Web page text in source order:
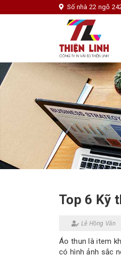
Số nhà 22 ngõ
Top 6 Kỹ
Lê Hồng Vân
Áo thun là item
có hình ảnh sắc